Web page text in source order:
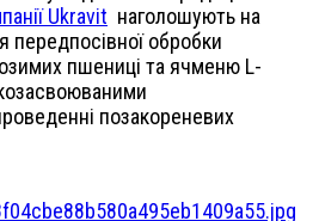
Ukravit наголошують на
передпосівної обробки
пшениці та ячменю L-
позакореневих